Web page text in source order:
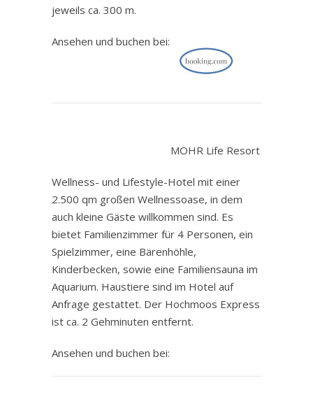
jeweils ca. 300 m.
Ansehen und buchen bei:
MOHR Life Resort
Wellness- und Lifestyle-Hotel mit einer
2.500 qm großen Wellnessoase, in dem
auch kleine Gäste willkommen sind. Es
bietet Familienzimmer für 4 Personen, ein
Spielzimmer, eine Bärenhöhle,
Kinderbecken, sowie eine Familiensauna im
Aquarium. Haustiere sind im Hotel auf
Anfrage gestattet. Der Hochmoos Express
ist ca. 2 Gehminuten entfernt.
Ansehen und buchen bei: